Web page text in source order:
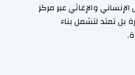
والإغاثي عبر مركز
بل تمتد لتشمل بناء